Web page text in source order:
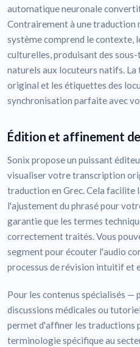
automatique neuronale
Contrairement à une traduction
système comprend le contexte,
culturelles, produisant des
naturels aux locuteurs natifs.
original et les étiquettes des
synchronisation parfaite avec
Édition et affinement
Sonix propose un puissant
visualiser votre transcription
traduction en Grec. Cela facilite
l'ajustement du phrasé pour
garantie que les termes
correctement traités. Vous
segment pour écouter l'audio
processus de révision intuitif et
Pour les contenus spécialisés —
discussions médicales ou
permet d'affiner les traductions
terminologie spécifique au